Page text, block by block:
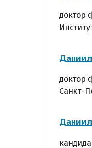
доктор
доктор
Санкт-
Даниил